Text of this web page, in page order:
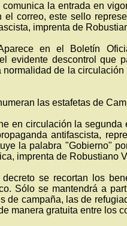
comunica la entrada en
el correo, este sello
imprenta de
en el Boletín
evidente descontrol que
normalidad de la
las estafetas de
en circulación la
antifascista,
la palabra "Gobierno"
imprenta de Robustiano
decreto se recortan los
Sólo se mantendrá a
de campaña, las de
manera gratuita entre los